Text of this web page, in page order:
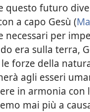
questo futuro
a capo Gesù (
necessari per
era sulla terra,
forze della
agli esseri
in armonia con
mai più a